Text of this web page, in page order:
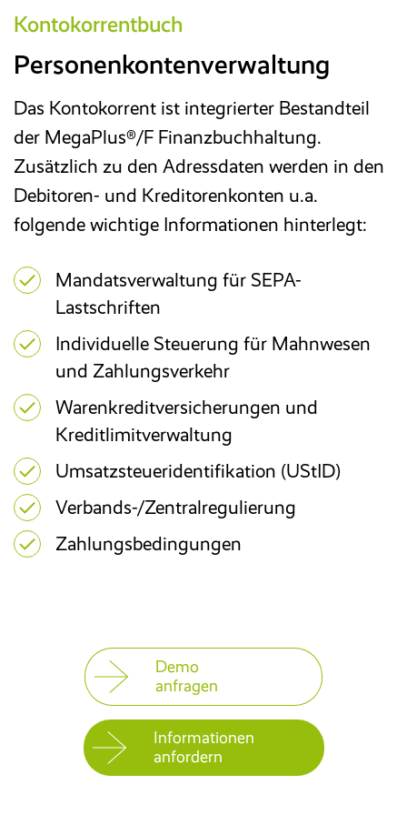
Kontokorrentbuch
Personenkontenverwaltung
Das Kontokorrent ist integrierter Bestandteil
der MegaPlus®/F Finanzbuchhaltung.
Zusätzlich zu den Adressdaten werden in den
Debitoren- und Kreditorenkonten u.a.
folgende wichtige Informationen hinterlegt:
Mandatsverwaltung für SEPA-
Lastschriften
Individuelle Steuerung für Mahnwesen
und Zahlungsverkehr
Warenkreditversicherungen und
Kreditlimitverwaltung
Umsatzsteueridentifikation (UStID)
Verbands-/Zentralregulierung
Zahlungsbedingungen
Demo
anfragen
Informationen
anfordern